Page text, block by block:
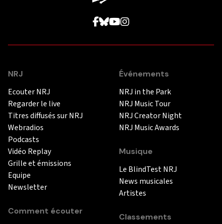
NRJ
Ecouter NRJ
Regarder le live
Titres diffusés sur NRJ
Webradios
Podcasts
Vidéo Replay
Grille et émissions
Equipe
Newsletter
Comment écouter
Événements
NRJ in the Park
NRJ Music Tour
NRJ Creator Night
NRJ Music Awards
Musique
Le BlindTest NRJ
News musicales
Artistes
Classements